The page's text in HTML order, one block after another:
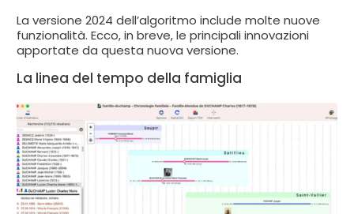
La versione 2024 dell’algoritmo include molte nuove
funzionalità. Ecco, in breve, le principali innovazioni
apportate da questa nuova versione.
La linea del tempo della famiglia